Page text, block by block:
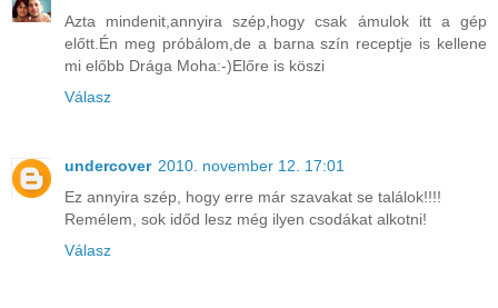
Azta mindenit,annyira szép,hogy csak ámulok itt a gép
előtt.Én meg próbálom,de a barna szín receptje is kellene
mi előbb Drága Moha:-)Előre is köszi
Válasz
undercover 2010. november 12. 17:01
Ez annyira szép, hogy erre már szavakat se találok!!!!
Remélem, sok időd lesz még ilyen csodákat alkotni!
Válasz